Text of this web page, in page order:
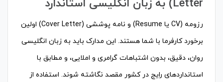
Letter) به زبان انگلیسی استاندارد
رزومه (CV یا Resume) و نامه پوششی (Cover Letter) اولین
برخورد کارفرما با شما هستند. این مدارک باید به زبان انگلیسی
روان، دقیق، بدون اشتباهات گرامری و املایی، و مطابق با
استانداردهای رایج در کشور مقصد نگاشته شوند. استفاده از